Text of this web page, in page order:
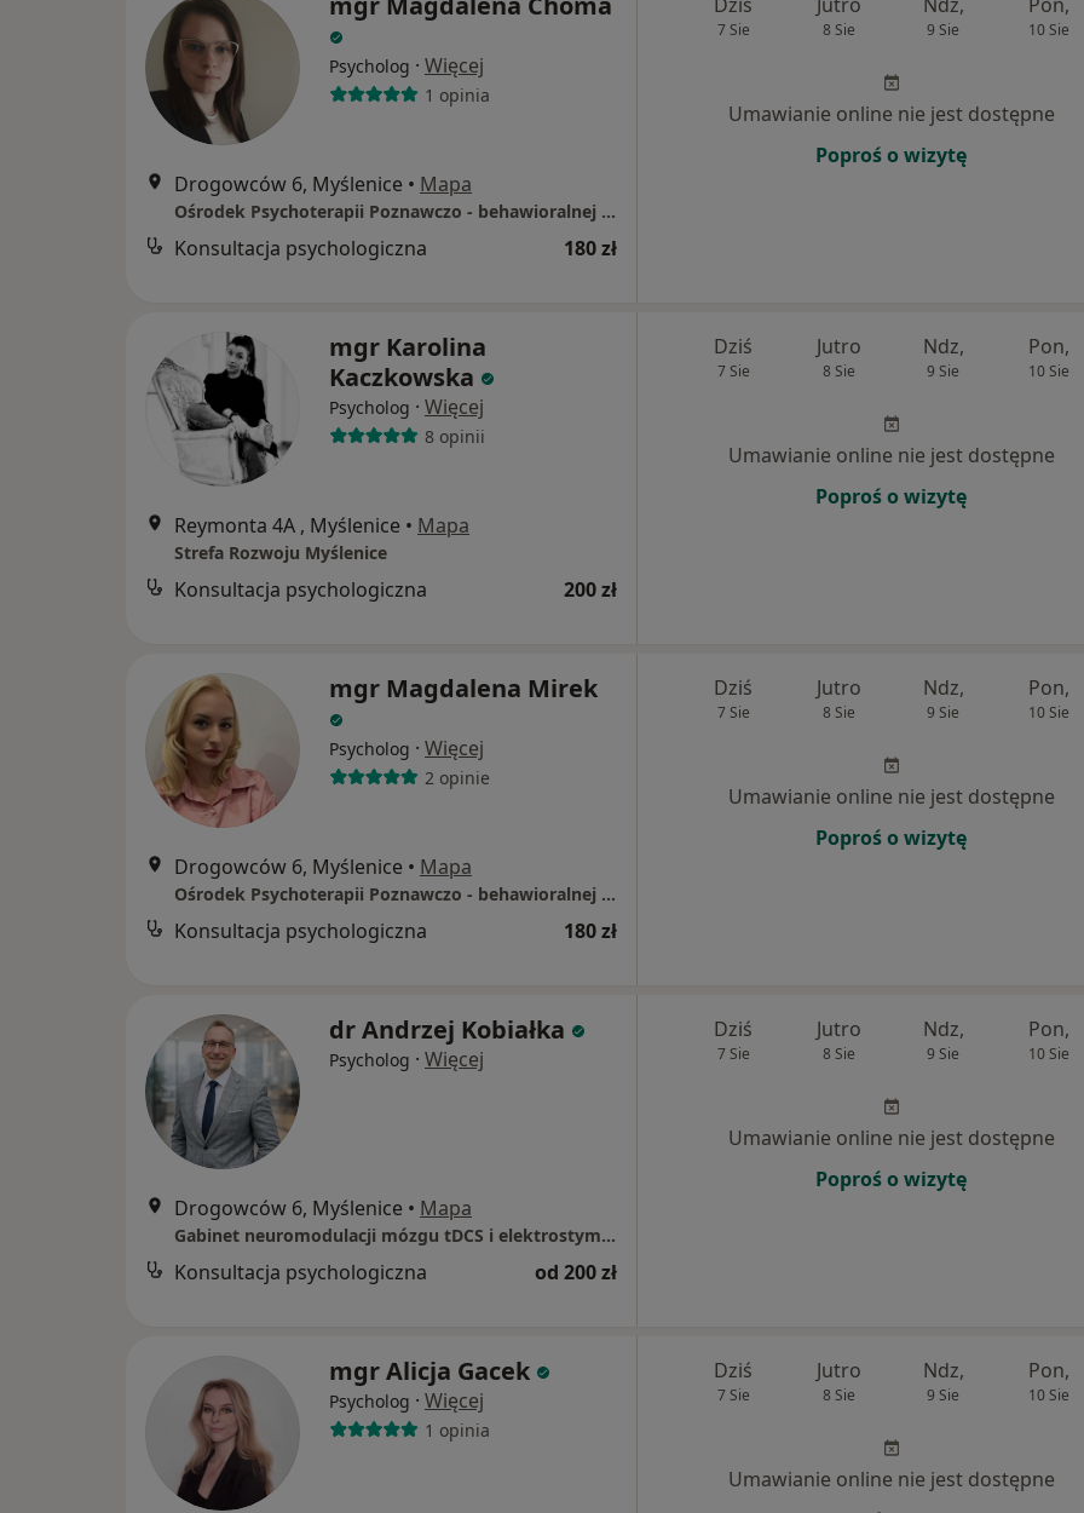
Psycholog · Więcej
1 opinia
Drogowców 6, Myślenice • Mapa
Ośrodek Psychoterapii Poznawczo - behawioralnej i Psychologii P.K. Siedlaczek
Konsultacja psychologiczna 180 zł
7 Sie 8 Sie 9 Sie 10 Sie
Umawianie online nie jest dostępne
Poproś o wizytę
mgr Karolina
Kaczkowska
Psycholog · Więcej
8 opinii
Reymonta 4A , Myślenice • Mapa
Strefa Rozwoju Myślenice
Konsultacja psychologiczna 200 zł
Dziś
7 Sie
Jutro
8 Sie
Ndz,
9 Sie
Pon,
10 Sie
Umawianie online nie jest dostępne
Poproś o wizytę
mgr Magdalena Mirek
Psycholog · Więcej
2 opinie
Drogowców 6, Myślenice • Mapa
Ośrodek Psychoterapii Poznawczo - behawioralnej i Psychologii P.K. Siedlaczek
Konsultacja psychologiczna 180 zł
Dziś
7 Sie
Jutro
8 Sie
Ndz,
9 Sie
Pon,
10 Sie
Umawianie online nie jest dostępne
Poproś o wizytę
dr Andrzej Kobiałka
Psycholog · Więcej
Drogowców 6, Myślenice • Mapa
Gabinet neuromodulacji mózgu tDCS i elektrostymulacji Tens/Ems - Profilogos dr Andrzej Kobiałka
Konsultacja psychologiczna od 200 zł
Dziś
7 Sie
Jutro
8 Sie
Ndz,
9 Sie
Pon,
10 Sie
Umawianie online nie jest dostępne
Poproś o wizytę
mgr Alicja Gacek
Psycholog · Więcej
1 opinia
Dziś
7 Sie
Jutro
8 Sie
Ndz,
9 Sie
Pon,
10 Sie
Umawianie online nie jest dostępne